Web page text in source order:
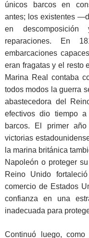
únicos barcos en
antes; los existentes
en
reparaciones. En
embarcaciones
eran fragatas y el resto
Marina Real contaba
todos modos la guerra
abastecedora del
efectivos dio tiempo
barcos. El primer
victorias
la marina británica
Napoleón o proteger
Reino Unido
comercio de Estados
confianza en una
inadecuada para
Continuó luego, como